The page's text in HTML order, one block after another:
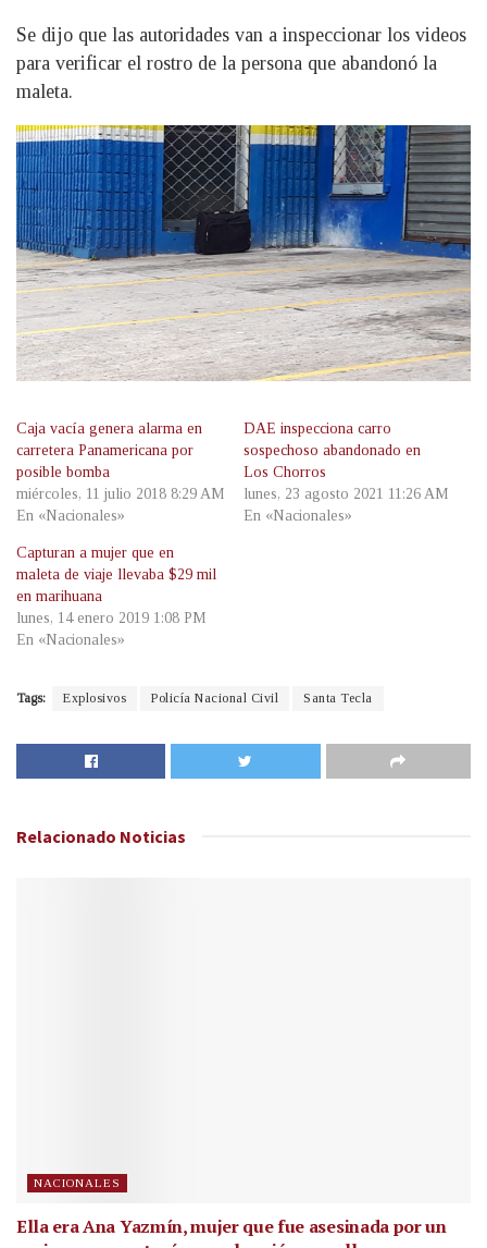
Se dijo que las autoridades van a inspeccionar los videos
para verificar el rostro de la persona que abandonó la
maleta.
Caja vacía genera alarma en
carretera Panamericana por
posible bomba
miércoles, 11 julio 2018 8:29 AM
En «Nacionales»
DAE inspecciona carro
sospechoso abandonado en
Los Chorros
lunes, 23 agosto 2021 11:26 AM
En «Nacionales»
Capturan a mujer que en
maleta de viaje llevaba $29 mil
en marihuana
lunes, 14 enero 2019 1:08 PM
En «Nacionales»
Tags: Explosivos Policía Nacional Civil Santa Tecla
Relacionado Noticias
NACIONALES
Ella era Ana Yazmín, mujer que fue asesinada por un